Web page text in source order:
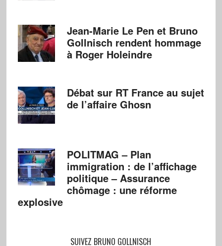
Jean-Marie Le Pen et Bruno
Gollnisch rendent hommage
à Roger Holeindre
Débat sur RT France au sujet
de l’affaire Ghosn
POLITMAG – Plan
immigration : de l’affichage
politique – Assurance
chômage : une réforme
explosive
SUIVEZ BRUNO GOLLNISCH